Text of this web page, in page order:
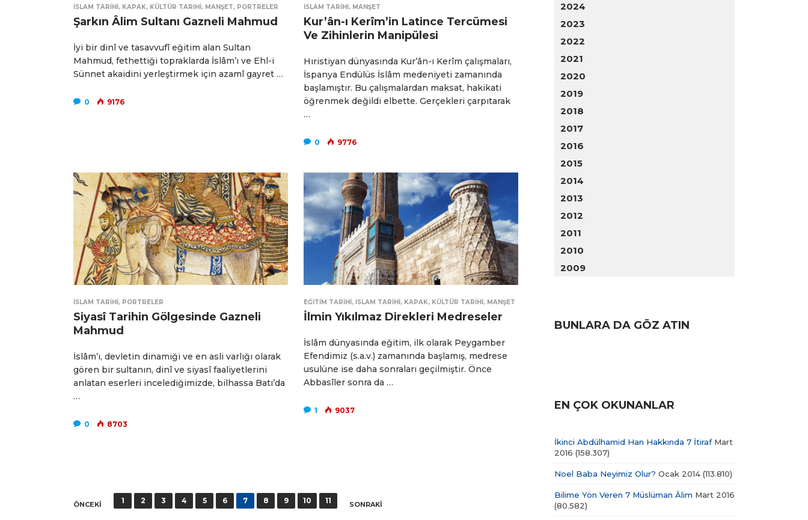
İSLAM TARIHI, KAPAK, KÜLTÜR TARIHI, MANŞET, PORTRELER
Şarkın Âlim Sultanı Gazneli Mahmud
İyi bir dinî ve tasavvufî eğitim alan Sultan
Mahmud, fethettiği topraklarda İslâm’ı ve Ehl-i
Sünnet akaidini yerleştirmek için azamî gayret …
0 9176
İSLAM TARIHI, MANŞET
Kur’ân-ı Kerîm’in Latince Tercümesi
Ve Zihinlerin Manipülesi
Hıristiyan dünyasında Kur’ân-ı Kerîm çalışmaları,
İspanya Endülüs İslâm medeniyeti zamanında
başlamıştır. Bu çalışmalardan maksat, hakikati
öğrenmek değildi elbette. Gerçekleri çarpıtarak
…
0 9776
İSLAM TARIHI, PORTRELER
Siyasî Tarihin Gölgesinde Gazneli
Mahmud
İslâm’ı, devletin dinamiği ve en asli varlığı olarak
gören bir sultanın, dinî ve siyasî faaliyetlerini
anlatan eserleri incelediğimizde, bilhassa Batı’da
…
0 8703
EĞITIM TARIHI, İSLAM TARIHI, KAPAK, KÜLTÜR TARIHI, MANŞET
İlmin Yıkılmaz Direkleri Medreseler
İslâm dünyasında eğitim, ilk olarak Peygamber
Efendimiz (s.a.v.) zamanında başlamış, medrese
usulüne ise daha sonraları geçilmiştir. Önce
Abbasîler sonra da …
1 9037
Yazı
ÖNCEKI 1 2 3 4 5 6 7 8 9 10 11 SONRAKI
2024
2023
2022
2021
2020
2019
2018
2017
2016
2015
2014
2013
2012
2011
2010
2009
BUNLARA DA GÖZ ATIN
EN ÇOK OKUNANLAR
İkinci Abdülhamid Han Hakkında 7 İtirafMart
2016 (158.307)
Noel Baba Neyimiz Olur? Ocak 2014 (113.810)
Bilime Yön Veren 7 Müslüman Âlim Mart 2016
(80.582)